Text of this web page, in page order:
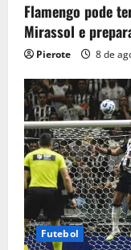
Flamengo pode
Mirassol e
Pierote 8 de
Futebol